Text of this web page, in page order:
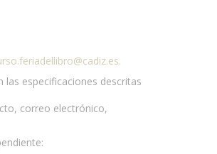
.
especificaciones descritas
correo electrónico,